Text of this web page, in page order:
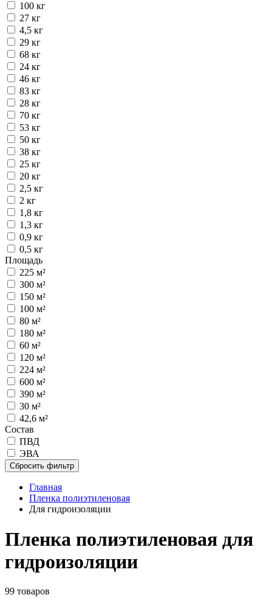
100 кг
27 кг
4,5 кг
29 кг
68 кг
24 кг
46 кг
83 кг
28 кг
70 кг
53 кг
50 кг
38 кг
25 кг
20 кг
2,5 кг
2 кг
1,8 кг
1,3 кг
0,9 кг
0,5 кг
Площадь
225 м²
300 м²
150 м²
100 м²
80 м²
180 м²
60 м²
120 м²
224 м²
600 м²
390 м²
30 м²
42,6 м²
Состав
ПВД
ЭВА
Сбросить фильтр
Главная
Пленка полиэтиленовая
Для гидроизоляции
Пленка полиэтиленовая для
гидроизоляции
99 товаров